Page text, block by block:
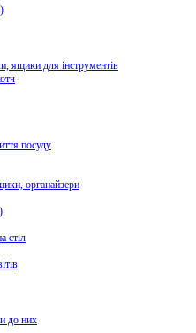
ящики для інструментів
посуду
органайзери
стіл
до них